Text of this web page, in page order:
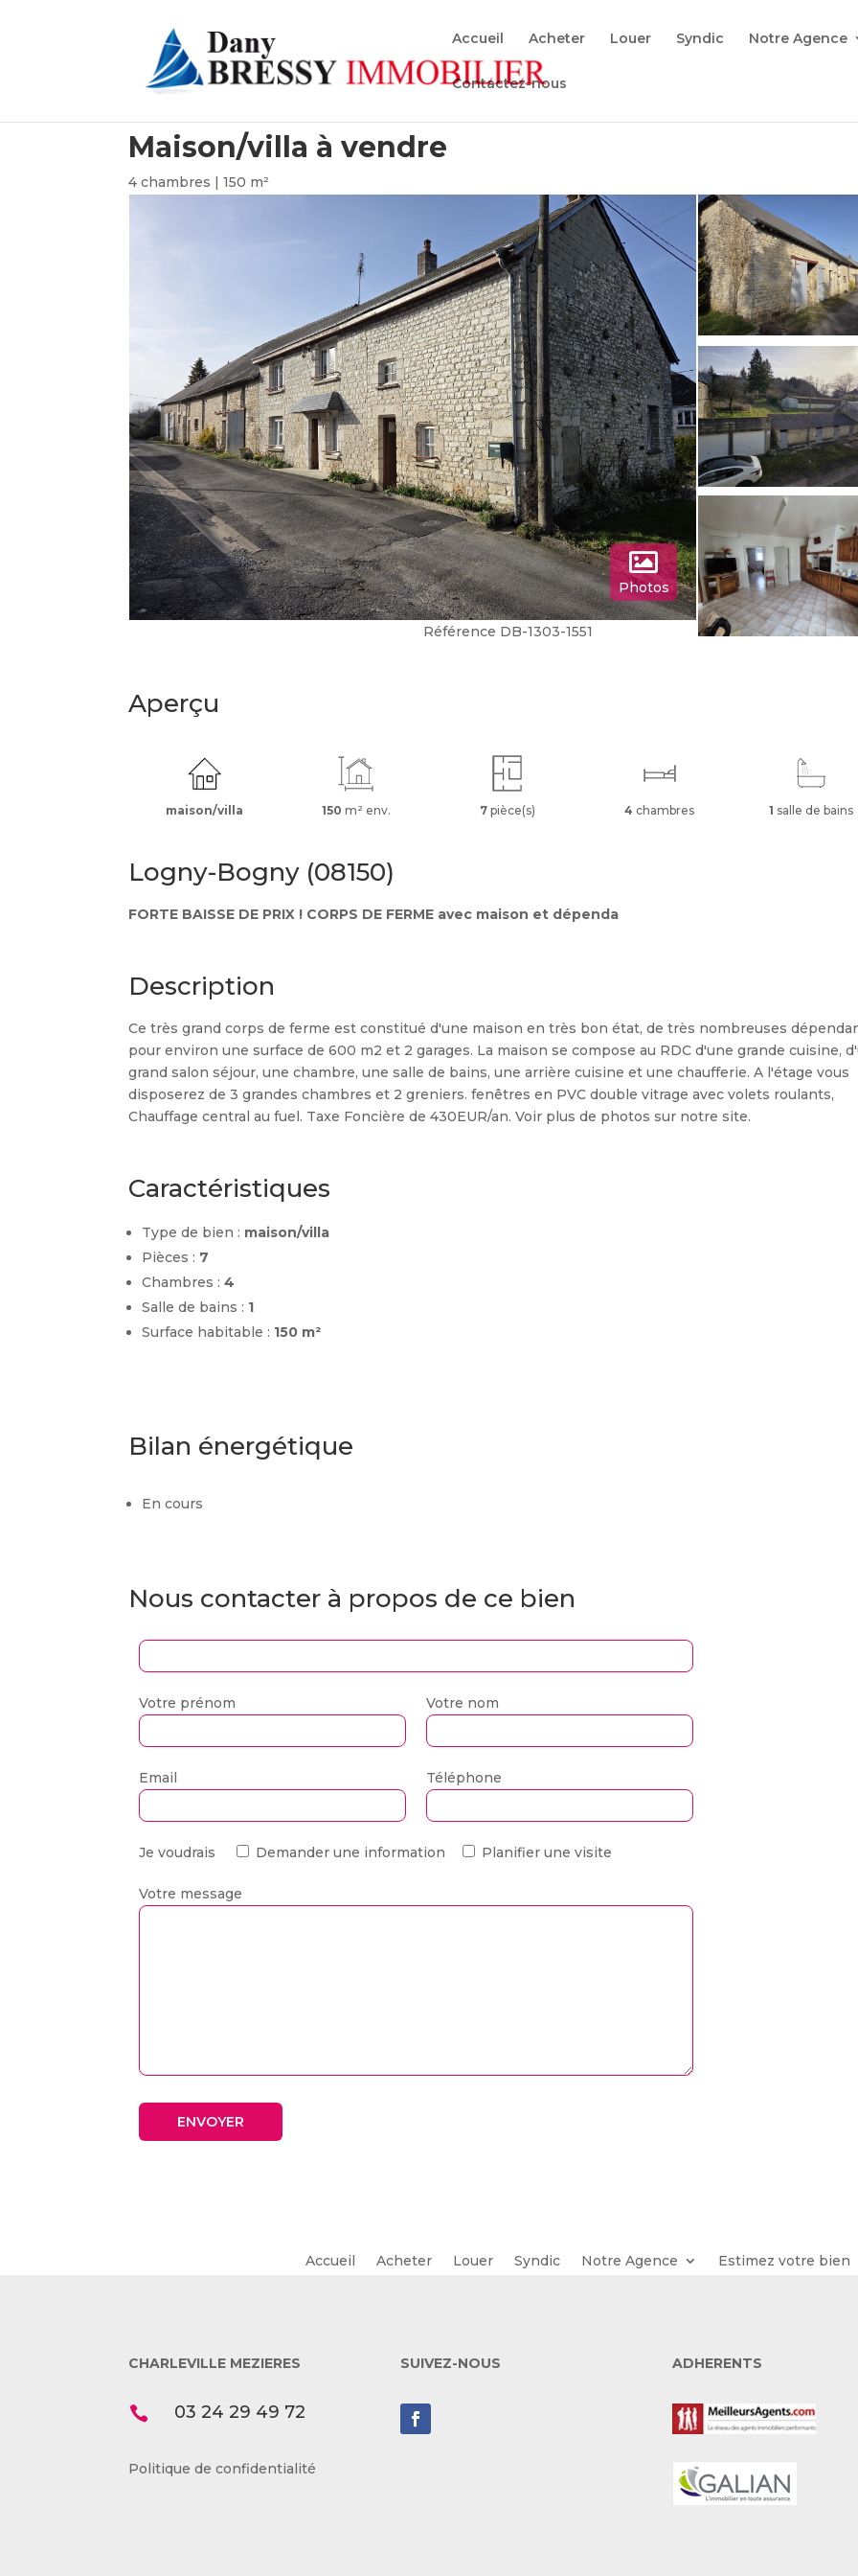
Accueil Acheter Louer Syndic Notre Agence
Contactez-nous
Maison/villa à vendre
4 chambres | 150 m²
Photos
Référence DB-1303-1551
Aperçu
maison/villa 150 m² env. 7 pièce(s) 4 chambres 1 salle de bains
Logny-Bogny (08150)
FORTE BAISSE DE PRIX ! CORPS DE FERME avec maison et dépenda
Description
Ce très grand corps de ferme est constitué d'une maison en très bon état, de très nombreuses
pour environ une surface de 600 m2 et 2 garages. La maison se compose au RDC d'une grande cuisine,
grand salon séjour, une chambre, une salle de bains, une arrière cuisine et une chaufferie. A l'étage vous
disposerez de 3 grandes chambres et 2 greniers. fenêtres en PVC double vitrage avec volets roulants,
Chauffage central au fuel. Taxe Foncière de 430EUR/an. Voir plus de photos sur notre site.
Caractéristiques
Type de bien : maison/villa
Pièces : 7
Chambres :4
Salle de bains : 1
Surface habitable : 150 m²
Bilan énergétique
En cours
Nous contacter à propos de ce bien
Votre prénom Votre nom
Email Téléphone
Je voudrais Demander une information Planifier une visite
Votre message
Accueil Acheter Louer Syndic Notre Agence Estimez votre bien
CHARLEVILLE MEZIERES
 03 24 29 49 72
Politique de confidentialité
SUIVEZ-NOUS ADHERENTS